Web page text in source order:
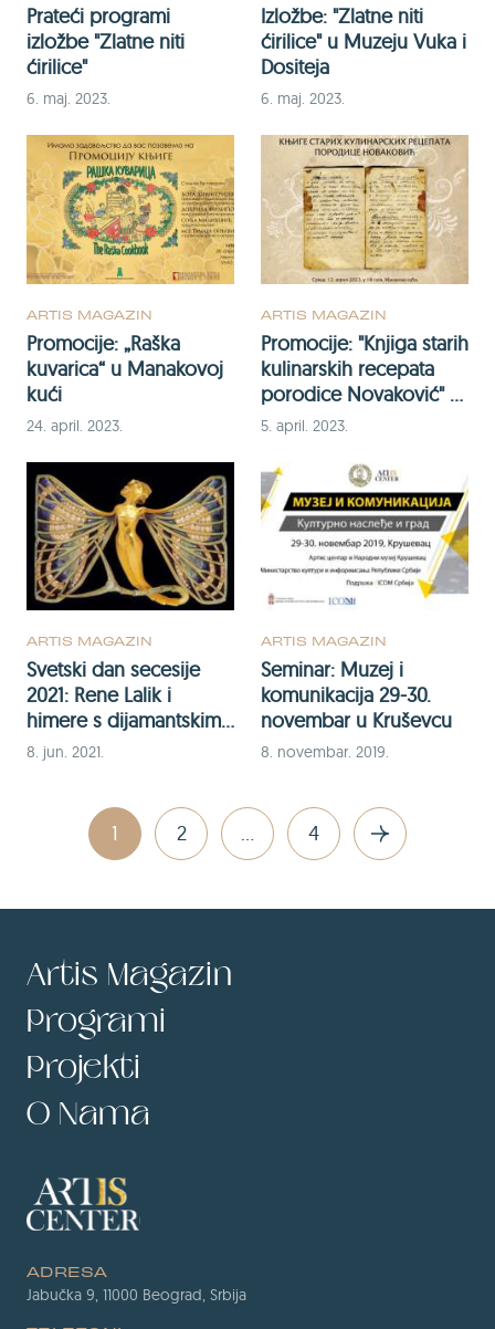
Prateći programi
izložbe "Zlatne niti
ćirilice"
6. maj. 2023.
Izložbe: "Zlatne niti
ćirilice" u Muzeju Vuka i
Dositeja
6. maj. 2023.
ARTIS MAGAZIN
Promocije: „Raška
kuvarica“ u Manakovoj
kući
24. april. 2023.
ARTIS MAGAZIN
Promocije: "Knjiga starih
kulinarskih recepata
porodice Novaković" u
Manakovoj kući
5. april. 2023.
ARTIS MAGAZIN
Svetski dan secesije
2021: Rene Lalik i
himere s dijamantskim
krilima
8. jun. 2021.
ARTIS MAGAZIN
Seminar: Muzej i
komunikacija 29-30.
novembar u Kruševcu
8. novembar. 2019.
1 2 ... 4
Artis Magazin
Programi
Projekti
O Nama
ADRESA
Jabučka 9, 11000 Beograd, Srbija